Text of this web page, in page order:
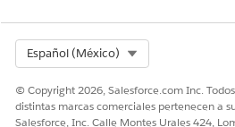
Español (México)
© Copyright 2026, Salesforce.com Inc.
distintas marcas comerciales pertenecen a
Salesforce, Inc. Calle Montes Urales 424,